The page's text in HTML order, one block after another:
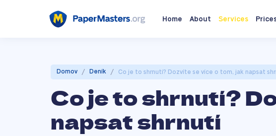
Home About Services
Domov / Deník / Co je to shrnutí? Dozvíte se více o tom, jak napsat
Co je to shrnutí?
napsat shrnutí